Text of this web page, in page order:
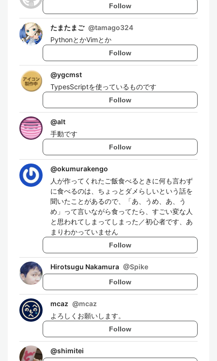
Follow
たまたまご @tamago324
PythonとかVimとか
Follow
@ygcmst
TypesScriptを使っているものです
Follow
@alt
手動です
Follow
@okumurakengo
人が作ってくれたご飯食べるときに何も言わず
に食べるのは、ちょっとダメらしいという話を
聞いたことがあるので、「あ、うめ、あ、う
め」って言いながら食ってたら、すごい変な人
と思われてしまってしまった／初心者です、あ
まりわかっていません
Follow
Hirotsugu Nakamura @Spike
Follow
mcaz @mcaz
よろしくお願いします。
Follow
@shimitei